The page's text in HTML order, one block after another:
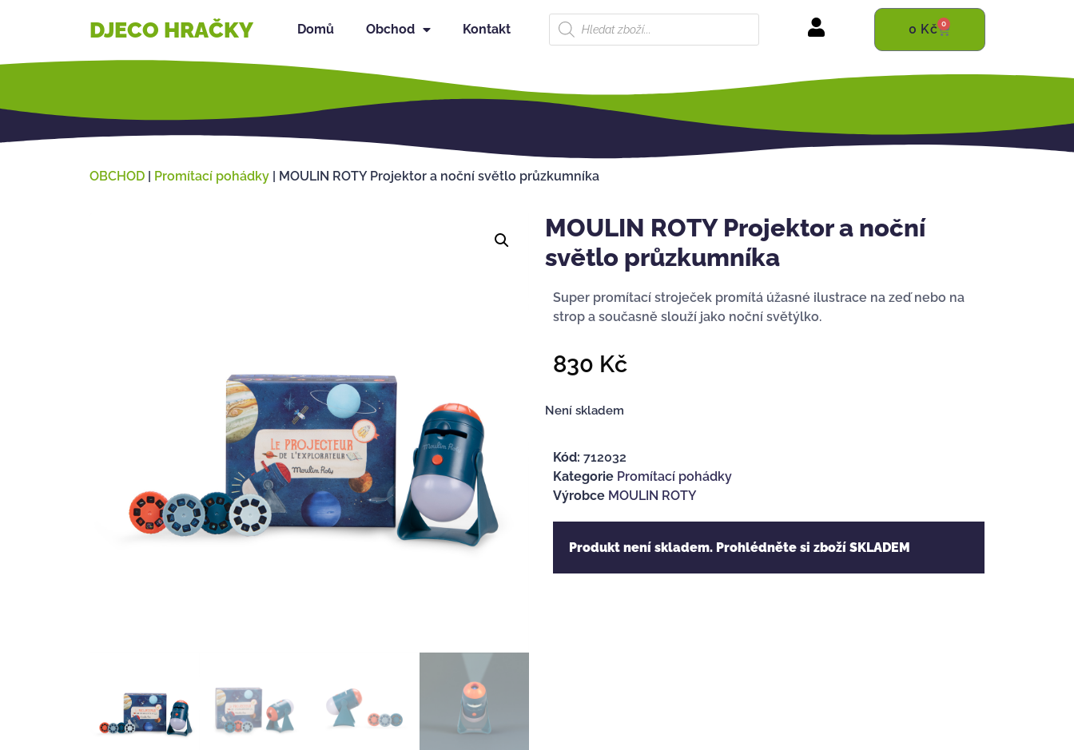
DJECO HRAČKY Domů Obchod Kontakt 0 Kč 0
OBCHOD | Promítací pohádky | MOULIN ROTY Projektor a noční světlo průzkumníka
MOULIN ROTY Projektor a noční
světlo průzkumníka
Super promítací stroječek promítá úžasné ilustrace na zeď nebo na
strop a současně slouží jako noční světýlko.
830 Kč
Není skladem
Kód: 712032
Kategorie Promítací pohádky
Výrobce MOULIN ROTY
Produkt není skladem. Prohlédněte si zboží SKLADEM